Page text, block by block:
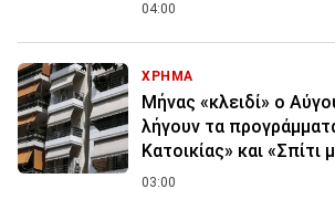
04:00
ΧΡΗΜΑ
Μήνας «κλειδί» ο
λήγουν τα
Κατοικίας» και «Σπίτι
03:00